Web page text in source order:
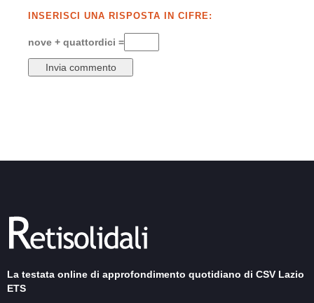
INSERISCI UNA RISPOSTA IN CIFRE:
nove + quattordici =
La testata online di approfondimento quotidiano di CSV Lazio
ETS